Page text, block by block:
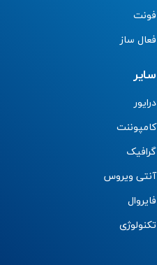
فونت
فعال ساز
سایر
درایور
کامپوننت
گرافیک
آنتی ویروس
فایروال
تکنولوژی